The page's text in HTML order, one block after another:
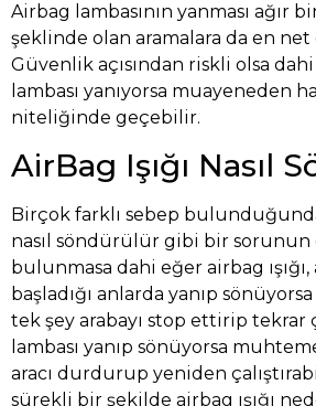
Airbag lambasının yanması ağır
şeklinde olan aramalara da en net
Güvenlik açısından riskli olsa dahi
lambası yanıyorsa muayeneden
niteliğinde geçebilir.
AirBag Işığı Nasıl
Birçok farklı sebep
nasıl söndürülür gibi bir sorunun
bulunmasa dahi eğer airbag ışığı,
başladığı anlarda yanıp
tek şey arabayı stop ettirip tekrar
lambası yanıp sönüyorsa
aracı durdurup yeniden
sürekli bir şekilde airbag ışığı